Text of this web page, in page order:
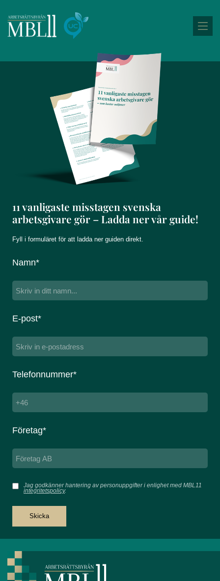
11 vanligaste misstagen svenska
arbetsgivare gör – Ladda ner vår guide!
Fyll i formuläret för att ladda ner guiden direkt.
Namn*
E-post*
Telefonnummer*
Företag*
Jag godkänner hantering av personuppgifter i enlighet med MBL11
integritetspolicy.
Skicka